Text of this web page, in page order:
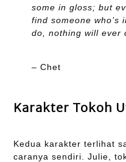
some in gloss; but
find someone who’s
do, nothing will ever
– Chet
Karakter Tokoh
Kedua karakter terlihat
caranya sendiri. Julie,